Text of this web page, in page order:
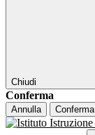
Chiudi
Conferma
Annulla Conferma